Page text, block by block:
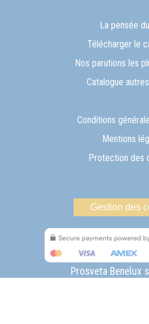
La pensée
Télécharger le
Nos parutions les
Catalogue
Conditions
Mentions
Protection des
Gestion des
Prosveta Benelux